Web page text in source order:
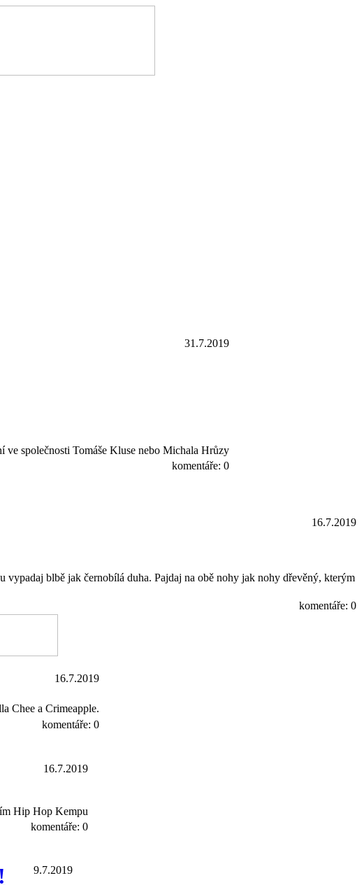
31.7.2019
ve společnosti Tomáše Kluse nebo Michala Hrůzy
komentáře: 0
16.7.2019
blbě jak černobílá duha. Pajdaj na obě nohy jak nohy dřevěný, kterým
komentáře: 0
16.7.2019
Chee a Crimeapple.
komentáře: 0
16.7.2019
Hip Hop Kempu
komentáře: 0
9.7.2019